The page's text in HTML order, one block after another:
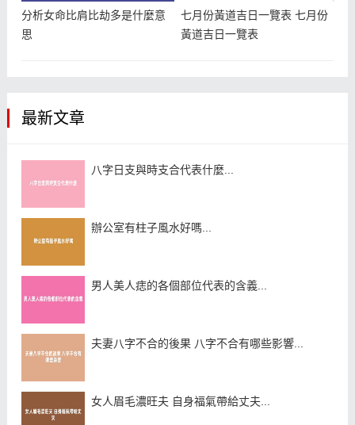
分析女命比肩比劫多是什麼意
思
七月份黃道吉日一覽表 七月份
黃道吉日一覽表
最新文章
八字日支與時支合代表什麼...
辦公室有柱子風水好嗎...
男人美人痣的各個部位代表的含義...
夫妻八字不合的後果 八字不合有哪些影響...
女人眉毛濃旺夫 自身福氣帶給丈夫...